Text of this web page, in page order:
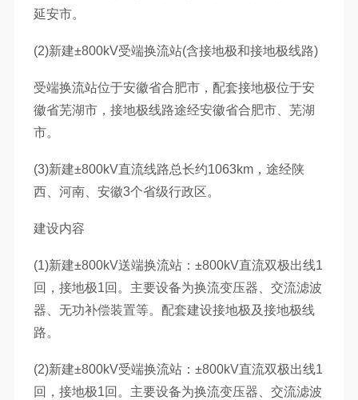
延安市。
(2)新建±800kV受端换流站(含接地极和接地极线路)
受端换流站位于安徽省合肥市，配套接地极位于安
徽省芜湖市，接地极线路途经安徽省合肥市、芜湖
市。
(3)新建±800kV直流线路总长约1063km，途经陕
西、河南、安徽3个省级行政区。
建设内容
(1)新建±800kV送端换流站：±800kV直流双极出线1
回，接地极1回。主要设备为换流变压器、交流滤波
器、无功补偿装置等。配套建设接地极及接地极线
路。
(2)新建±800kV受端换流站：±800kV直流双极出线1
回，接地极1回。主要设备为换流变压器、交流滤波